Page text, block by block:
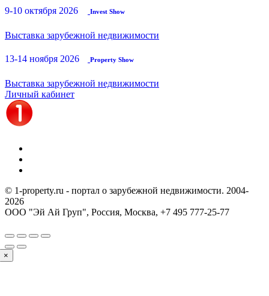
9-10 октября 2026 Invest Show
Выставка зарубежной недвижимости
13-14 ноября 2026 Property Show
Выставка зарубежной недвижимости
Личный кабинет
© 1-property.ru - портал о зарубежной недвижимости. 2004-
2026
ООО "Эй Ай Груп", Россия, Москва, +7 495 777-25-77
×